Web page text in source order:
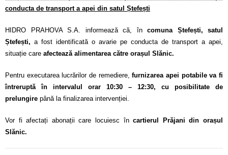
conducta de transport a apei din satul Ștefești
HIDRO PRAHOVA S.A. informează că, în comuna Ștefești, satul
Ștefești, a fost identificată o avarie pe conducta de transport a apei,
situație care afectează alimentarea către orașul Slănic.
Pentru executarea lucrărilor de remediere, furnizarea apei potabile va fi
întreruptă în intervalul orar 10:30 – 12:30, cu posibilitate de
prelungire până la finalizarea intervenției.
Vor fi afectați abonații care locuiesc încartierul Prăjani din orașul
Slănic.